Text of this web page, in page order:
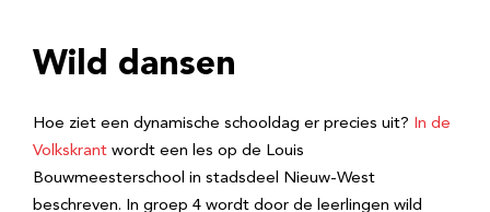
Wild dansen
Hoe ziet een dynamische schooldag er precies uit? In de
Volkskrant wordt een les op de Louis
Bouwmeesterschool in stadsdeel Nieuw-West
beschreven. In groep 4 wordt door de leerlingen wild